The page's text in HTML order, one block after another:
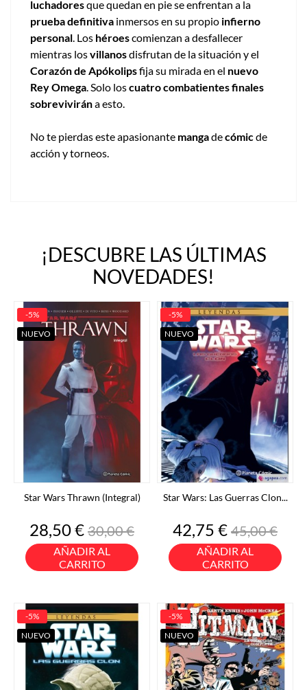
luchadoresque quedan en pie se enfrentan a la
prueba definitiva inmersos en su propio infierno
personal. Los héroescomienzan a desfallecer
mientras losvillanosdisfrutan de la situación y el
Corazón de Apókolipsfija su mirada en el nuevo
Rey Omega. Solo loscuatro combatientes finales
sobrevivirána esto.
No te pierdas este apasionante mangadecómicde
acción y torneos.
¡DESCUBRE LAS ÚLTIMAS
NOVEDADES!
Star Wars Thrawn (Integral)
Precio
28,50 €Precio
base
30,00 €
AÑADIR AL
CARRITO
-5%
NUEVO
Star Wars: Las Guerras Clon...
Precio
42,75 €Precio
base
45,00 €
AÑADIR AL
CARRITO
-5%
NUEVO
-5%
NUEVO
-5%
NUEVO